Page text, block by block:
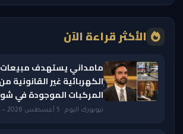
الأكثر قراءة الآن
مامداني يستهدف مبيعات
الكهربائية غير القانونية
المركبات الموجودة في
نيويورك اليوم · 5 أغسطس 2026 — 6:50 PM